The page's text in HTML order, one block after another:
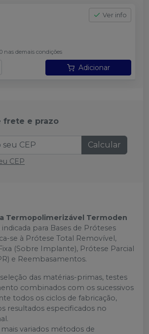
Ver info
nas demais condições
Adicionar
frete e prazo
Calcular
CEP
Termopolimerizável Termoden
indicada para Bases de Próteses
se à Prótese Total Removível,
(Sobre Implante), Prótese Parcial
e Reembasamentos.
das matérias-primas, testes
combinados com os sucessivos
todos os ciclos de fabricação,
resultados especificados no
variados métodos de